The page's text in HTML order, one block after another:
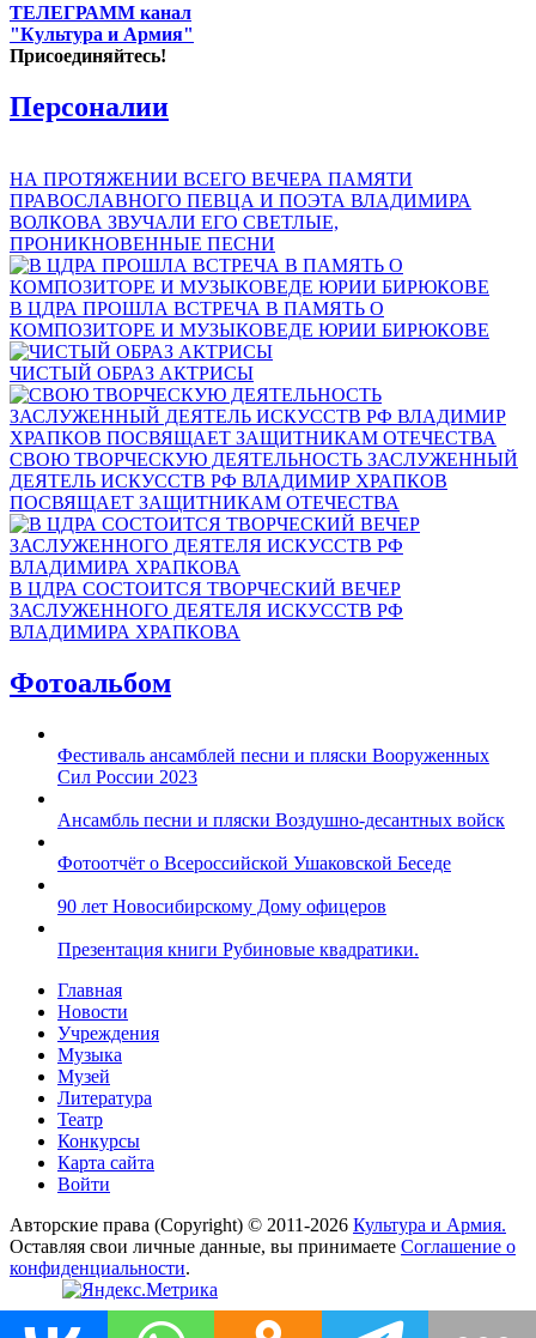
ТЕЛЕГРАММ канал
"Культура и Армия"
Присоединяйтесь!
Персоналии
НА ПРОТЯЖЕНИИ ВСЕГО ВЕЧЕРА ПАМЯТИ
ПРАВОСЛАВНОГО ПЕВЦА И ПОЭТА ВЛАДИМИРА
ВОЛКОВА ЗВУЧАЛИ ЕГО СВЕТЛЫЕ,
ПРОНИКНОВЕННЫЕ ПЕСНИ
В ЦДРА ПРОШЛА ВСТРЕЧА В ПАМЯТЬ О
КОМПОЗИТОРЕ И МУЗЫКОВЕДЕ ЮРИИ БИРЮКОВЕ
ЧИСТЫЙ ОБРАЗ АКТРИСЫ
СВОЮ ТВОРЧЕСКУЮ ДЕЯТЕЛЬНОСТЬ ЗАСЛУЖЕННЫЙ
ДЕЯТЕЛЬ ИСКУССТВ РФ ВЛАДИМИР ХРАПКОВ
ПОСВЯЩАЕТ ЗАЩИТНИКАМ ОТЕЧЕСТВА
В ЦДРА СОСТОИТСЯ ТВОРЧЕСКИЙ ВЕЧЕР
ЗАСЛУЖЕННОГО ДЕЯТЕЛЯ ИСКУССТВ РФ
ВЛАДИМИРА ХРАПКОВА
Фотоальбом
Фестиваль ансамблей песни и пляски Вооруженных
Сил России 2023
Ансамбль песни и пляски Воздушно-десантных войск
Фотоотчёт о Всероссийской Ушаковской Беседе
90 лет Новосибирскому Дому офицеров
Презентация книги Рубиновые квадратики.
Главная
Новости
Учреждения
Музыка
Музей
Литература
Театр
Конкурсы
Карта сайта
Войти
Авторские права (Copyright) © 2011-2026 Культура и Армия.
Оставляя свои личные данные, вы принимаете Соглашение о
конфиденциальности.